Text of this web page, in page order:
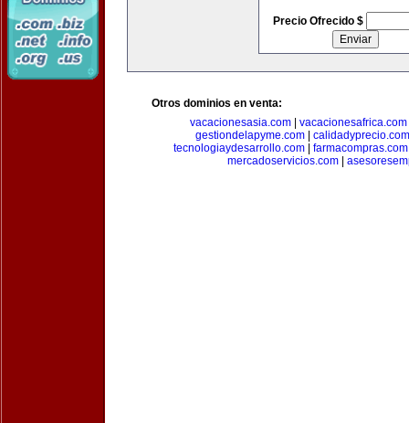
Precio Ofrecido $
Otros dominios en venta:
vacacionesasia.com
vacacionesafrica.com
gestiondelapyme.com
calidadyprecio.com
tecnologiaydesarrollo.com
farmacompras.com
mercadoservicios.com|